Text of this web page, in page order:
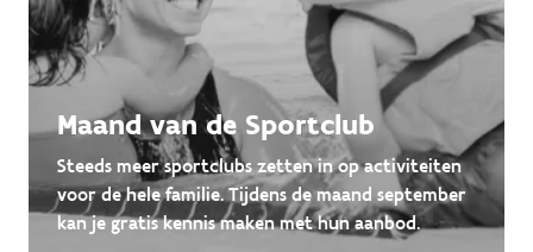
Maand van de Sportclub
Steeds meer sportclubs zetten in op activiteiten
voor de hele familie. Tijdens de maand september
kan je gratis kennis maken met hun aanbod.